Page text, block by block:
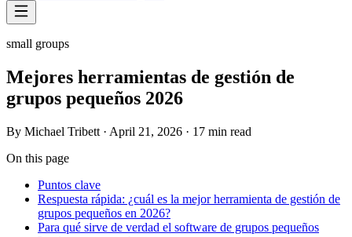
small groups
Mejores herramientas de gestión de
grupos pequeños 2026
By Michael Tribett · April 21, 2026 · 17 min read
On this page
Puntos clave
Respuesta rápida: ¿cuál es la mejor herramienta de gestión de
grupos pequeños en 2026?
Para qué sirve de verdad el software de grupos pequeños